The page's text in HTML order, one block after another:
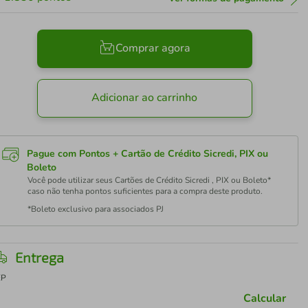
Comprar agora
Adicionar ao carrinho
Pague com Pontos + Cartão de Crédito Sicredi, PIX ou
Boleto
Você pode utilizar seus Cartões de Crédito Sicredi , PIX ou Boleto*
caso não tenha pontos suficientes para a compra deste produto.
*Boleto exclusivo para associados PJ
Entrega
Calcular